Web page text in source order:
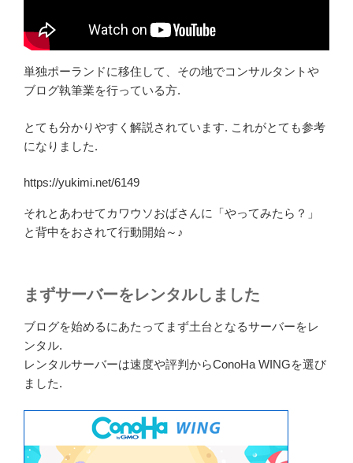
単独ポーランドに移住して、その地でコンサルタントや
ブログ執筆業を行っている方.
とても分かりやすく解説されています. これがとても参考
になりました.
https://yukimi.net/6149
それとあわせてカワウソおばさんに「やってみたら？」
と背中をおされて行動開始～♪
まずサーバーをレンタルしました
ブログを始めるにあたってまず土台となるサーバーをレ
ンタル.
レンタルサーバーは速度や評判からConoHa WINGを選び
ました.